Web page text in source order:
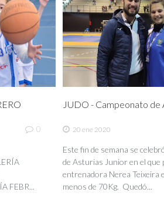
0
FEBR...
JUDO - Campeonato de
20 ene 2020
Este fin de semana se
de Asturias Junior en el
entrenadora Nerea Teixeira
menos de 70Kg. Quedó...